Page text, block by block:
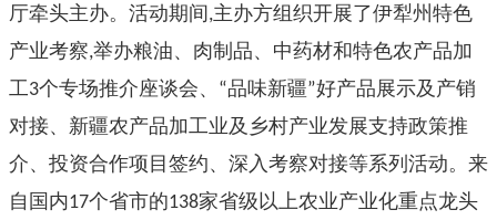
厅牵头主办。活动期间 ,主办方组织开展了伊犁州特色
产业考察,举办粮油、肉制品、中药材和特色农产品加
工3个专场推介座谈会、 “品味新疆”好产品展示及产销
对接、新疆农产品加工业及乡村产业发展支持政策推
介、投资合作项目签约、深入考察对接等系列活动。来
自国内17个省市的138家省级以上农业产业化重点龙头